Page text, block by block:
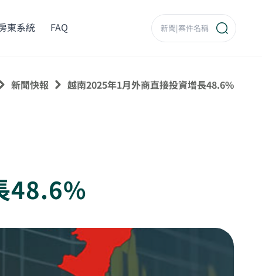
東系統 FAQ
新聞快報 越南2025年1月外商直接投資增長48.6%
48.6%